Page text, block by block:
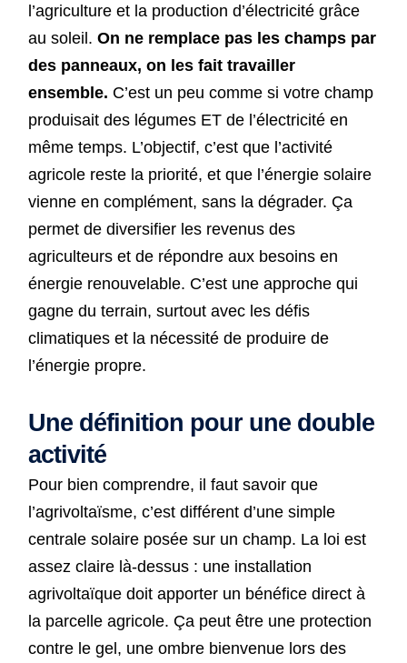
l’agriculture et la production d’électricité grâce
au soleil. On ne remplace pas les champs par
des panneaux, on les fait travailler
ensemble. C’est un peu comme si votre champ
produisait des légumes ET de l’électricité en
même temps. L’objectif, c’est que l’activité
agricole reste la priorité, et que l’énergie solaire
vienne en complément, sans la dégrader. Ça
permet de diversifier les revenus des
agriculteurs et de répondre aux besoins en
énergie renouvelable. C’est une approche qui
gagne du terrain, surtout avec les défis
climatiques et la nécessité de produire de
l’énergie propre.
Une définition pour une double
activité
Pour bien comprendre, il faut savoir que
l’agrivoltaïsme, c’est différent d’une simple
centrale solaire posée sur un champ. La loi est
assez claire là-dessus : une installation
agrivoltaïque doit apporter un bénéfice direct à
la parcelle agricole. Ça peut être une protection
contre le gel, une ombre bienvenue lors des